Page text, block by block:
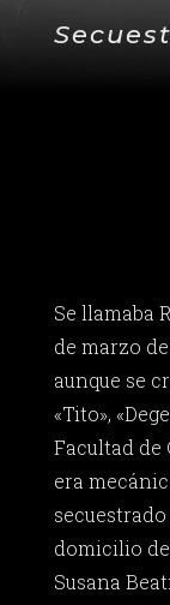
Se llamaba
de marzo
aunque se
«Tito»,
Facultad de
era
domicilio
Susana